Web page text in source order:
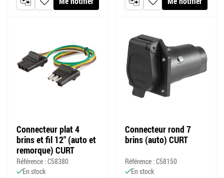
AJOUTER À MA LISTE DE SOUHAITS
AJOUTER AU COMPARATEUR AJOUTER À MA LISTE DE
AJOUTER AU COMPARATEUR
Connecteur plat 4
brins et fil 12" (auto et
remorque) CURT
Référence : C58380
En stock
Connecteur rond 7
brins (auto) CURT
Référence : C58150
En stock